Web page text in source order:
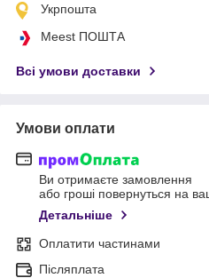
Укрпошта
Meest ПОШТА
Всі умови доставки
Умови оплати
Ви отримаєте замовлення
або гроші повернуться на
Детальніше
Оплатити частинами
Післяплата